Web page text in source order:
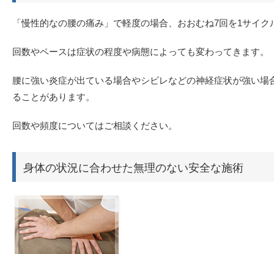
「慢性的なの腰の痛み」で軽度の場合、おおむね7回を1サイ
回数やペースは症状の程度や病態によっても変わってきます。
腰に強い炎症が出ている場合やシビレなどの神経症状が強い
ることがあります。
回数や頻度についてはご相談ください。
身体の状況に合わせた無理のない安全な施術